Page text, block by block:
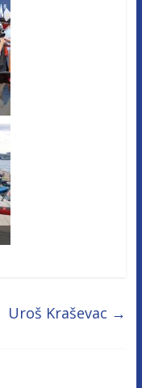
Uroš Kraševac →